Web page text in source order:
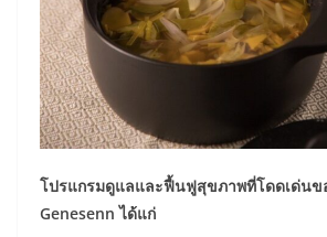
โปรแกรมดูแลและฟื้นฟูสุขภาพที่โดดเด่นข
Genesenn ได้แก่